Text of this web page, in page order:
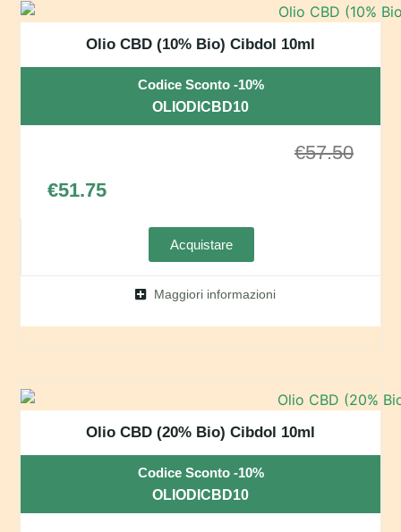
Olio CBD (10% Bio) Cibdol 10ml
Codice Sconto -10%
OLIODICBD10
€57.50
€51.75
Acquistare
Maggiori informazioni
Olio CBD (20% Bio) Cibdol 10ml
Codice Sconto -10%
OLIODICBD10